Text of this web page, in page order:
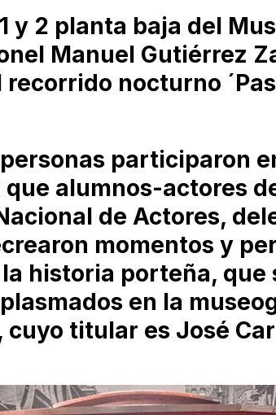
y 2 planta baja del
Manuel Gutiérrez
nocturno
participaron
alumnos-actores
de Actores,
momentos y
historia porteña, que
en la
titular es José